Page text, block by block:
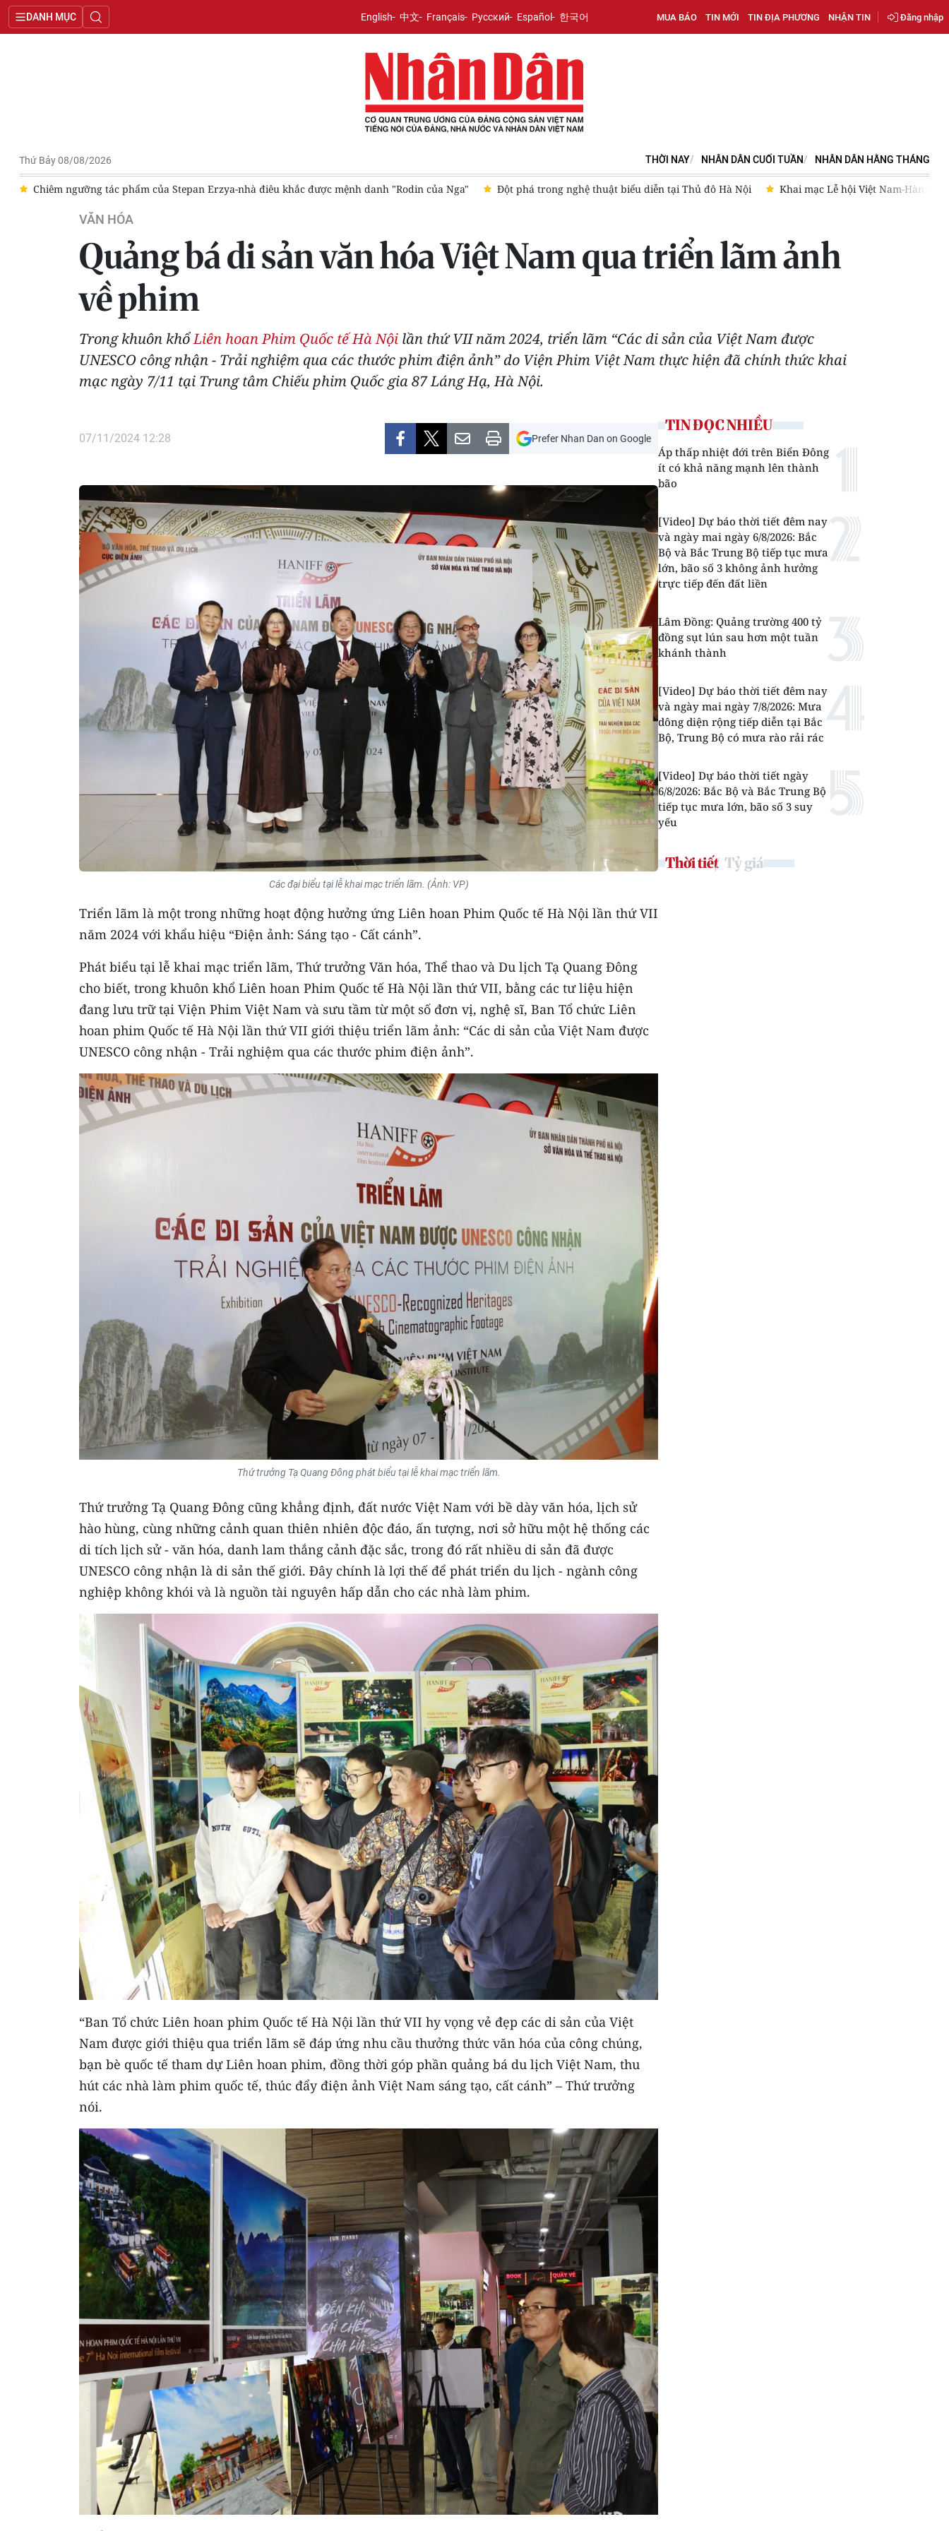
DANH MỤC English 中文 Français Русский Español 한국어 MUA BÁO TIN MỚI TIN ĐỊA PHƯƠNG NHẬN TIN Đăng nhập
Thứ Bảy 08/08/2026 THỜI NAY NHÂN DÂN CUỐI TUẦN NHÂN DÂN HẰNG THÁNG
được mệnh danh "Rodin của Nga" Đột phá trong nghệ thuật biểu diễn tại Thủ đô Hà Nội Khai mạc Lễ hội Việt Nam-Hàn Quốc năm 2026 tại Đà Nẵng Tạo hành lang pháp lý cho cơ
VĂN HÓA
Quảng bá di sản văn hóa Việt Nam qua triển lãm ảnh
về phim
Trong khuôn khổLiên hoan Phim Quốc tế Hà Nội lần thứ VII năm 2024, triển lãm “Các di sản của Việt Nam được
UNESCO công nhận - Trải nghiệm qua các thước phim điện ảnh” do Viện Phim Việt Nam thực hiện đã chính thức khai
mạc ngày 7/11 tại Trung tâm Chiếu phim Quốc gia 87 Láng Hạ, Hà Nội.
07/11/2024 12:28 Prefer Nhan Dan on Google
Các đại biểu tại lễ khai mạc triển lãm. (Ảnh: VP)
Triển lãm là một trong những hoạt động hưởng ứng Liên hoan Phim Quốc tế Hà Nội lần thứ VII
năm 2024 với khẩu hiệu “Điện ảnh: Sáng tạo - Cất cánh”.
Phát biểu tại lễ khai mạc triển lãm, Thứ trưởng Văn hóa, Thể thao và Du lịch Tạ Quang Đông
cho biết, trong khuôn khổ Liên hoan Phim Quốc tế Hà Nội lần thứ VII, bằng các tư liệu hiện
đang lưu trữ tại Viện Phim Việt Nam và sưu tầm từ một số đơn vị, nghệ sĩ, Ban Tổ chức Liên
hoan phim Quốc tế Hà Nội lần thứ VII giới thiệu triển lãm ảnh: “Các di sản của Việt Nam được
UNESCO công nhận - Trải nghiệm qua các thước phim điện ảnh”.
Thứ trưởng Tạ Quang Đông phát biểu tại lễ khai mạc triển lãm.
Thứ trưởng Tạ Quang Đông cũng khẳng định, đất nước Việt Nam với bề dày văn hóa, lịch sử
hào hùng, cùng những cảnh quan thiên nhiên độc đáo, ấn tượng, nơi sở hữu một hệ thống các
di tích lịch sử - văn hóa, danh lam thắng cảnh đặc sắc, trong đó rất nhiều di sản đã được
UNESCO công nhận là di sản thế giới. Đây chính là lợi thế để phát triển du lịch - ngành công
nghiệp không khói và là nguồn tài nguyên hấp dẫn cho các nhà làm phim.
“Ban Tổ chức Liên hoan phim Quốc tế Hà Nội lần thứ VII hy vọng vẻ đẹp các di sản của Việt
Nam được giới thiệu qua triển lãm sẽ đáp ứng nhu cầu thưởng thức văn hóa của công chúng,
bạn bè quốc tế tham dự Liên hoan phim, đồng thời góp phần quảng bá du lịch Việt Nam, thu
hút các nhà làm phim quốc tế, thúc đẩy điện ảnh Việt Nam sáng tạo, cất cánh” – Thứ trưởng
nói.
TIN ĐỌC NHIỀU
Áp thấp nhiệt đới trên Biển Đông
ít có khả năng mạnh lên thành
bão
[Video] Dự báo thời tiết đêm nay
và ngày mai ngày 6/8/2026: Bắc
Bộ và Bắc Trung Bộ tiếp tục mưa
lớn, bão số 3 không ảnh hưởng
trực tiếp đến đất liền
Lâm Đồng: Quảng trường 400 tỷ
đồng sụt lún sau hơn một tuần
khánh thành
[Video] Dự báo thời tiết đêm nay
và ngày mai ngày 7/8/2026: Mưa
dông diện rộng tiếp diễn tại Bắc
Bộ, Trung Bộ có mưa rào rải rác
[Video] Dự báo thời tiết ngày
6/8/2026: Bắc Bộ và Bắc Trung Bộ
tiếp tục mưa lớn, bão số 3 suy
yếu
Thời tiết Tỷ giá